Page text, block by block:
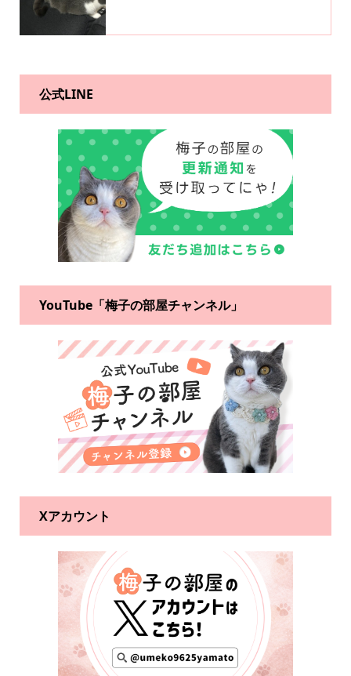
公式LINE
YouTube「梅子の部屋チャンネル」
Xアカウント